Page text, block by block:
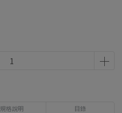
規格說明 目錄